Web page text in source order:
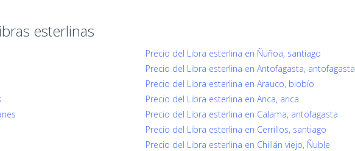
esterlinas
Precio del Libra esterlina en Ñuñoa, santiago
Precio del Libra esterlina en Antofagasta, antofagasta
Precio del Libra esterlina en Arauco, biobío
Precio del Libra esterlina en Arica, arica
Precio del Libra esterlina en Calama, antofagasta
Precio del Libra esterlina en Cerrillos, santiago
Precio del Libra esterlina en Chillán viejo, Ñuble